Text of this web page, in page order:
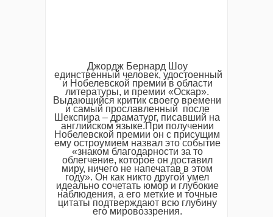
Джордж Бернард Шоу
единственный человек, удостоенный
и Нобелевской премии в области
литературы, и премии «Оскар».
Выдающийся критик своего времени
и самый прославленный после
Шекспира – драматург, писавший на
английском языке.При получении
Нобелевской премии он с присущим
ему остроумием назвал это событие
«знаком благодарности за то
облегчение, которое он доставил
миру, ничего не напечатав в этом
году». Он как никто другой умел
идеально сочетать юмор и глубокие
наблюдения, а его меткие и точные
цитаты подтверждают всю глубину
его мировоззрения.